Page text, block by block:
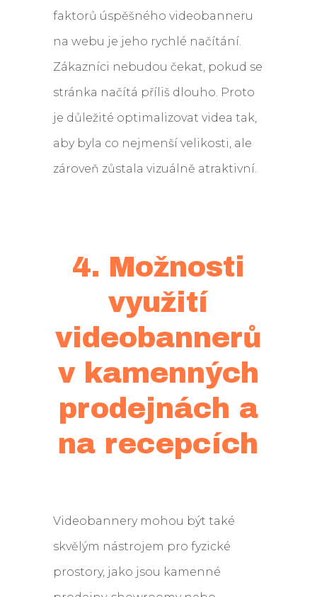
faktorů úspěšného videobanneru
na webu je jeho rychlé načítání.
Zákazníci nebudou čekat, pokud se
stránka načítá příliš dlouho. Proto
je důležité optimalizovat videa tak,
aby byla co nejmenší velikosti, ale
zároveň zůstala vizuálně atraktivní.
4. Možnosti
využití
videobannerů
v kamenných
prodejnách a
na recepcích
Videobannery mohou být také
skvělým nástrojem pro fyzické
prostory, jako jsou kamenné